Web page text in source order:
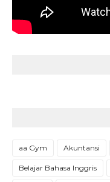
aa Gym Akuntansi
Belajar Bahasa Inggris